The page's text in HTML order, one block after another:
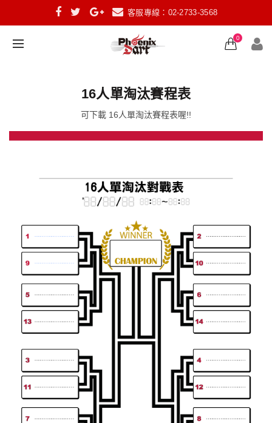
客服專線：02-2733-3568
0
16人單淘汰賽程表
可下載 16人單淘汰賽程表喔!!